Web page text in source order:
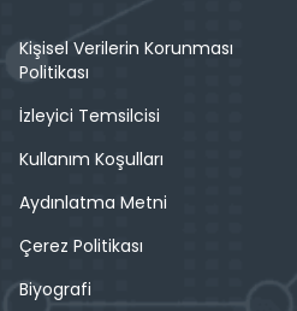
Kişisel Verilerin Korunması
Politikası
İzleyici Temsilcisi
Kullanım Koşulları
Aydınlatma Metni
Çerez Politikası
Biyografi